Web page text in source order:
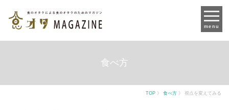
menu
食べ方
TOP 》 食べ方 》 視点を変えてみる